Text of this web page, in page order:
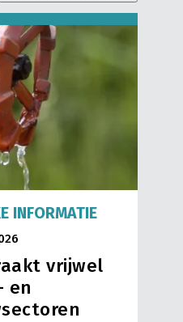
INFORMATIE
vrijwel
en